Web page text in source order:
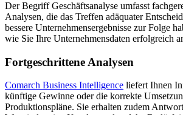
Der Begriff Geschäftsanalyse umfasst
Analysen, die das Treffen adäquater
bessere Unternehmensergebnisse zur Folge
wie Sie Ihre Unternehmensdaten erfolgreich
Fortgeschrittene Analysen
Comarch Business Intelligence liefert Ihnen
künftige Gewinne oder die korrekte
Produktionspläne. Sie erhalten zudem